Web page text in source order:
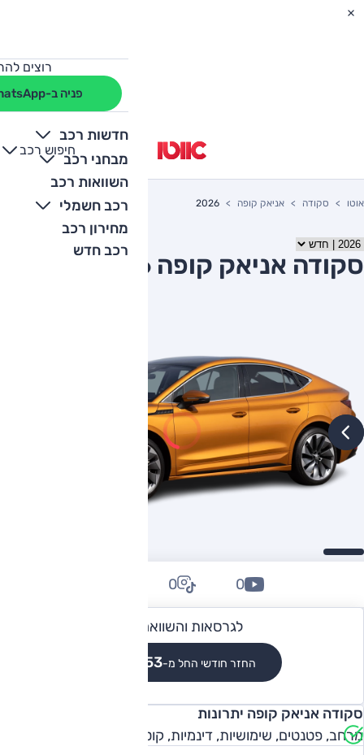
רוצים
פניה ב-WhatsApp
חדשות רכב
מבחני רכב
השוואות רכב
רכב חשמלי
מחירון רכב
רכב חדש
חיפוש רכב
+
-
אוטו סקודה אניאק קופה 2026
סקודה אניאק קופה 2026
לגרסאות והשוואה
החזר חודשי החל מ-₪5,053
0
0
סקודה אניאק קופה יתרונות
מרחב, פטנטים, שימושיות, דינמיות, קוטר תמרון